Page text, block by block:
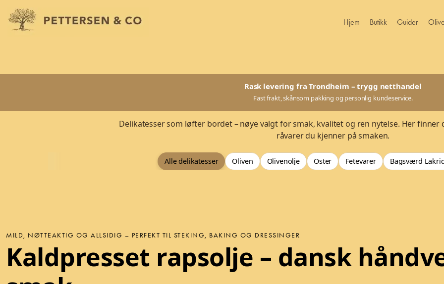
Hjem Butikk Guider
Rask levering fra Trondheim – trygg netthandel
Fast frakt, skånsom pakking og personlig kundeservice.
Delikatesser som løfter bordet – nøye valgt for smak, kvalitet og ren nytelse. Her
råvarer du kjenner på smaken.
Alle delikatesser Oliven Olivenolje Oster Fetevarer Bagsværd
MILD, NØTTEAKTIG OG ALLSIDIG – PERFEKT TIL STEKING, BAKING OG DRESSINGER
Kaldpresset rapsolje – dansk